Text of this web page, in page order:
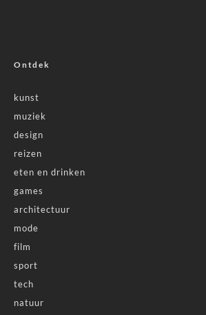
Ontdek
kunst
muziek
design
reizen
eten en drinken
games
architectuur
mode
film
sport
tech
natuur